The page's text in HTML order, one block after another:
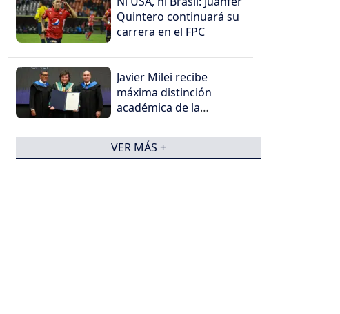
Quintero continuará su
carrera en el FPC
Javier Milei recibe
máxima distinción
académica de la
Cali
VER MÁS +